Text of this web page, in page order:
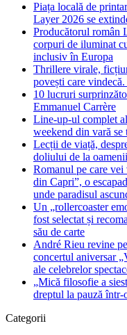
Piața locală de
Layer 2026 se
Producătorul român
corpuri de iluminat
inclusiv în Europa
Thrillere virale,
povești care
10 lucruri
Emmanuel Carrère
Line-up-ul complet
weekend din vară se
Lecții de viață,
doliului de la
Romanul pe care
din Capri”, o
unde paradisul
Un „rollercoaster
fost selectat și
său de carte
André Rieu revine
concertul aniversar
ale celebrelor
„Mică filosofie a
dreptul la pauză într-
Categorii